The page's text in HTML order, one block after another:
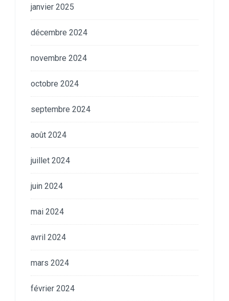
janvier 2025
décembre 2024
novembre 2024
octobre 2024
septembre 2024
août 2024
juillet 2024
juin 2024
mai 2024
avril 2024
mars 2024
février 2024